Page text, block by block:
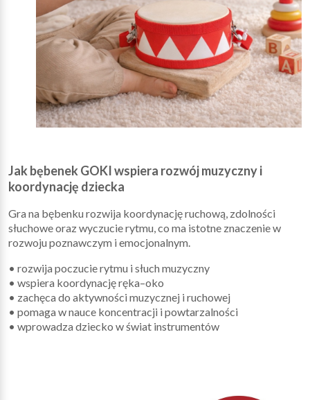
Jak bębenek GOKI wspiera rozwój muzyczny i
koordynację dziecka
Gra na bębenku rozwija koordynację ruchową, zdolności
słuchowe oraz wyczucie rytmu, co ma istotne znaczenie w
rozwoju poznawczym i emocjonalnym.
• rozwija poczucie rytmu i słuch muzyczny
• wspiera koordynację ręka–oko
• zachęca do aktywności muzycznej i ruchowej
• pomaga w nauce koncentracji i powtarzalności
• wprowadza dziecko w świat instrumentów